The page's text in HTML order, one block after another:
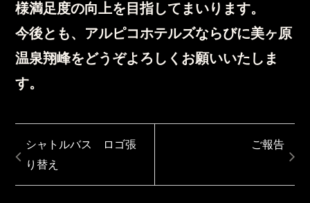
様満足度の向上を目指してまいります。
今後とも、アルピコホテルズならびに美ヶ原
温泉翔峰をどうぞよろしくお願いいたしま
す。
シャトルバス ロゴ張
り替え
ご報告